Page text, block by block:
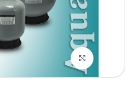
برای بزرگنمایی کلیک کنید